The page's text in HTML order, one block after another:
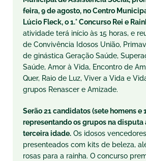
feira, 9 de agosto, no Centro
Lúcio Fleck, o 1.° Concurso Rei e
atividade terá início às 15 horas, e
de Convivência Idosos União,
de ginástica Geração Saúde,
Saúde, Amor à Vida, Encontro de
Quer, Raio de Luz, Viver a Vida e
grupos Renascer e Amizade.
Serão 21 candidatos (sete homens e
representando os grupos na disputa
terceira idade. Os idosos
presenteados com kits de beleza,
rosas para a rainha. O concurso